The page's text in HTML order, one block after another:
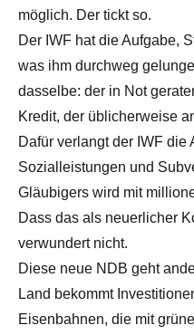
möglich. Der tickt so.
Der IWF hat die Aufgabe,
was ihm durchweg
dasselbe: der in Not
Kredit, der üblicherweise
Dafür verlangt der IWF die
Sozialleistungen und
Gläubigers wird mit
Dass das als neuerlicher
verwundert nicht.
Diese neue NDB geht
Land bekommt
Eisenbahnen, die mit